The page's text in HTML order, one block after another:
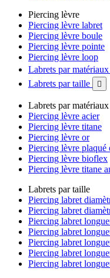
Piercing lèvre
Piercing lèvre labret
Piercing lèvre boule
Piercing lèvre pointe
Piercing lèvre loop
Labrets par matériaux
Labrets par taille 
Labrets par matériaux
Piercing lèvre acier
Piercing lèvre titane
Piercing lèvre or
Piercing lèvre plaqué
Piercing lèvre bioflex
Piercing lèvre titane
Labrets par taille
Piercing labret
Piercing labret
Piercing labret
Piercing labret
Piercing labret
Piercing labret
Piercing labret